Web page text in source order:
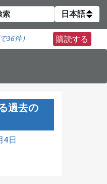
日本語
36件） 購読する
過去の
4日